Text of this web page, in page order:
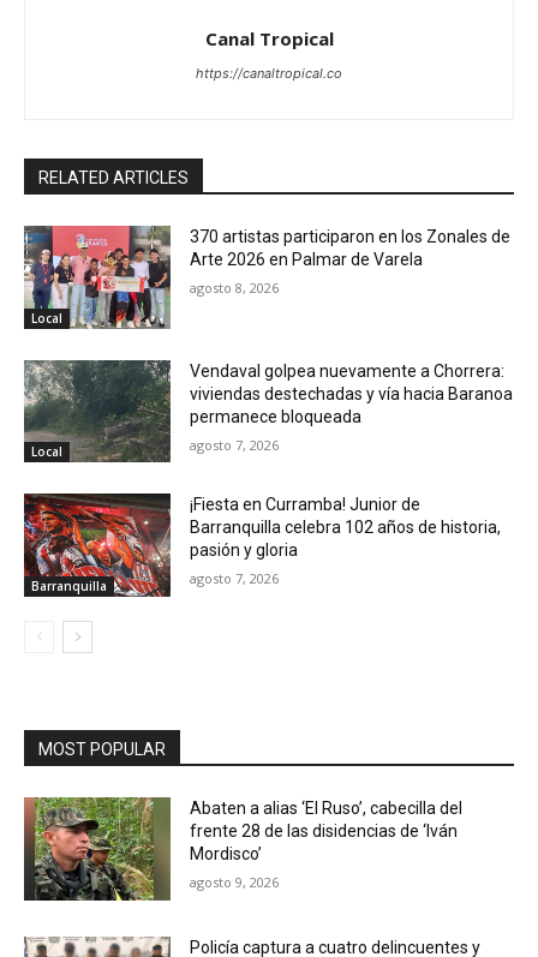
Canal Tropical
https://canaltropical.co
RELATED ARTICLES
Local
370 artistas participaron en los Zonales de
Arte 2026 en Palmar de Varela
agosto 8, 2026
Local
Vendaval golpea nuevamente a Chorrera:
viviendas destechadas y vía hacia Baranoa
permanece bloqueada
agosto 7, 2026
Barranquilla
¡Fiesta en Curramba! Junior de
Barranquilla celebra 102 años de historia,
pasión y gloria
agosto 7, 2026
MOST POPULAR
Abaten a alias ‘El Ruso’, cabecilla del
frente 28 de las disidencias de ‘Iván
Mordisco’
agosto 9, 2026
Policía captura a cuatro delincuentes y